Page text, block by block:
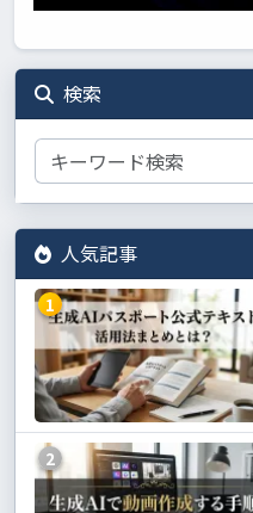
検索
人気記事
1
2